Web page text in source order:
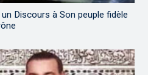
Discours à Son peuple fidèle